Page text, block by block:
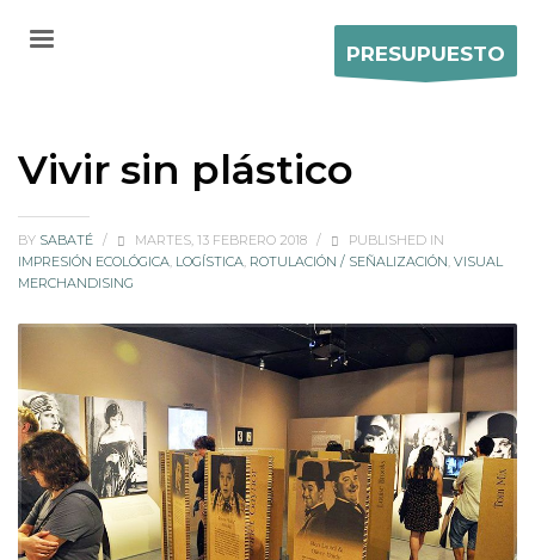
PRESUPUESTO
Vivir sin plástico
BY SABATÉ / MARTES, 13 FEBRERO 2018 /
PUBLISHED IN
IMPRESIÓN ECOLÓGICA, LOGÍSTICA, ROTULACIÓN / SEÑALIZACIÓN, VISUAL
MERCHANDISING